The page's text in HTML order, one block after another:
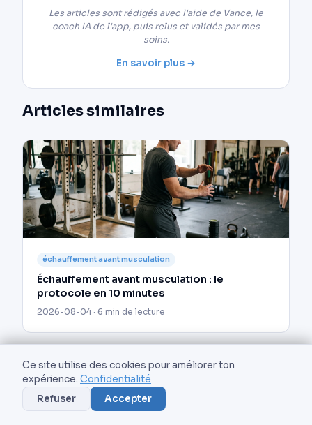
Les articles sont rédigés avec l'aide de Vance, le
coach IA de l'app, puis relus et validés par mes
soins.
En savoir plus →
Articles similaires
échauffement avant musculation
Échauffement avant musculation : le
protocole en 10 minutes
2026-08-04 · 6 min de lecture
Ce site utilise des cookies pour améliorer ton
expérience. Confidentialité
Refuser
Accepter